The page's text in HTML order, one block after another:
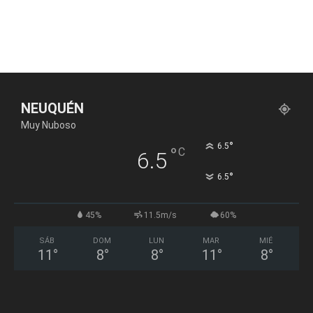
NEUQUÉN
Muy Nuboso
6.5 °C 6.5°
6.5°
45% 11.5m/s 60%
SÁB
11 °
DOM
8°
LUN
8°
MAR
11 °
MIÉ
8°